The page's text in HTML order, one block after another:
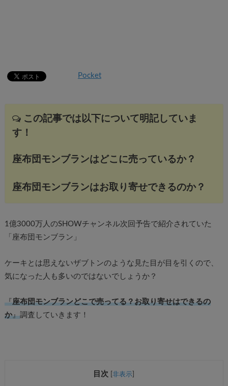
Pocket
この記事では以下について明記していま
す！
座布団モンブランはどこに売っているか？
座布団モンブランはお取り寄せできるのか？
1億3000万人のSHOWチャンネル次回予告で紹介されていた
「座布団モンブラン」
ケーキとは思えないザブトンのような見た目が目を引くので、
気になった人も多いのではないでしょうか？
『座布団モンブランどこで売ってる？お取り寄せはできるの
か』調査していきます！
目次 [非表示